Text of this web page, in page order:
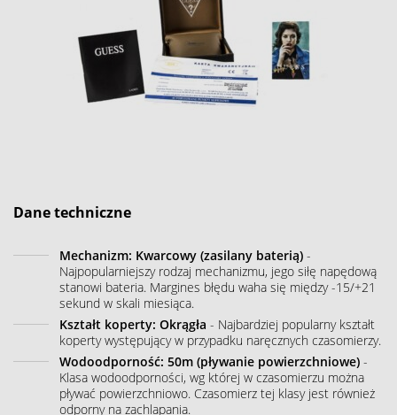
Dane techniczne
Mechanizm: Kwarcowy (zasilany baterią) -
Najpopularniejszy rodzaj mechanizmu, jego siłę napędową
stanowi bateria. Margines błędu waha się między -15/+21
sekund w skali miesiąca.
Kształt koperty: Okrągła - Najbardziej popularny kształt
koperty występujący w przypadku naręcznych czasomierzy.
Wodoodporność: 50m (pływanie powierzchniowe) -
Klasa wodoodporności, wg której w czasomierzu można
pływać powierzchniowo. Czasomierz tej klasy jest również
odporny na zachlapania.